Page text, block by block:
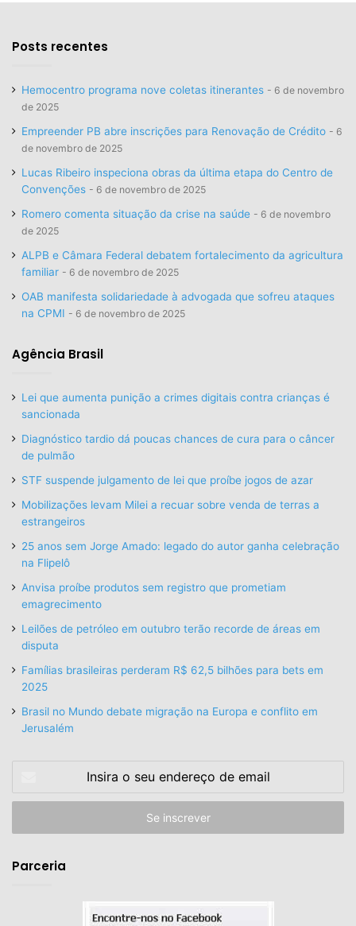
Posts recentes
Hemocentro programa nove coletas itinerantes
6 de novembro
de 2025
Empreender PB abre inscrições para Renovação de Crédito
6
de novembro de 2025
Lucas Ribeiro inspeciona obras da última etapa do Centro de
Convenções
6 de novembro de 2025
Romero comenta situação da crise na saúde
6 de novembro
de 2025
ALPB e Câmara Federal debatem fortalecimento da agricultura
familiar
6 de novembro de 2025
OAB manifesta solidariedade à advogada que sofreu ataques
na CPMI
6 de novembro de 2025
Agência Brasil
Lei que aumenta punição a crimes digitais contra crianças é
sancionada
Diagnóstico tardio dá poucas chances de cura para o câncer
de pulmão
STF suspende julgamento de lei que proíbe jogos de azar
Mobilizações levam Milei a recuar sobre venda de terras a
estrangeiros
25 anos sem Jorge Amado: legado do autor ganha celebração
na Flipelô
Anvisa proíbe produtos sem registro que prometiam
emagrecimento
Leilões de petróleo em outubro terão recorde de áreas em
disputa
Famílias brasileiras perderam R$ 62,5 bilhões para bets em
2025
Brasil no Mundo debate migração na Europa e conflito em
Jerusalém
seu
de
Parceria